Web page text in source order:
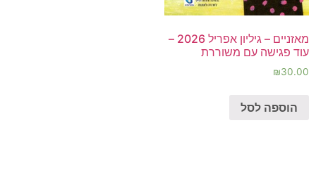
מאזניים – גיליון אפריל 2026 –
עוד פגישה עם משוררת
₪30.00
הוספה לסל